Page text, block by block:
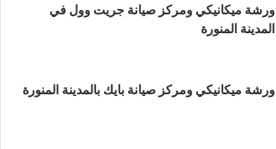
ورشة ميكانيكي ومركز صيانة جريت وول في
المدينة المنورة
ورشة ميكانيكي ومركز صيانة بايك بالمدينة المنورة